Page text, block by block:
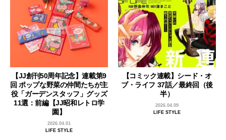
【JJ創刊50周年記念】連載第9
回 ポップな野菜の仲間たちが主
役「ガーデンスタッフ」グッズ
11選：前編【JJ昭和レトロ学
園】
2026.04.01
LIFE STYLE
【コミック連載】シード・オ
ブ・ライフ 37話／最終回（後
半）
2026.04.09
LIFE STYLE